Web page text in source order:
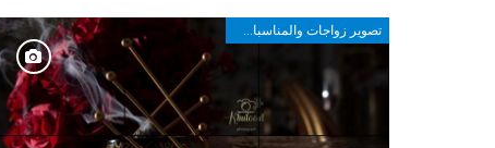
تصوير زواجات والمناسبات في مكة والطائف وأبها والجنوب